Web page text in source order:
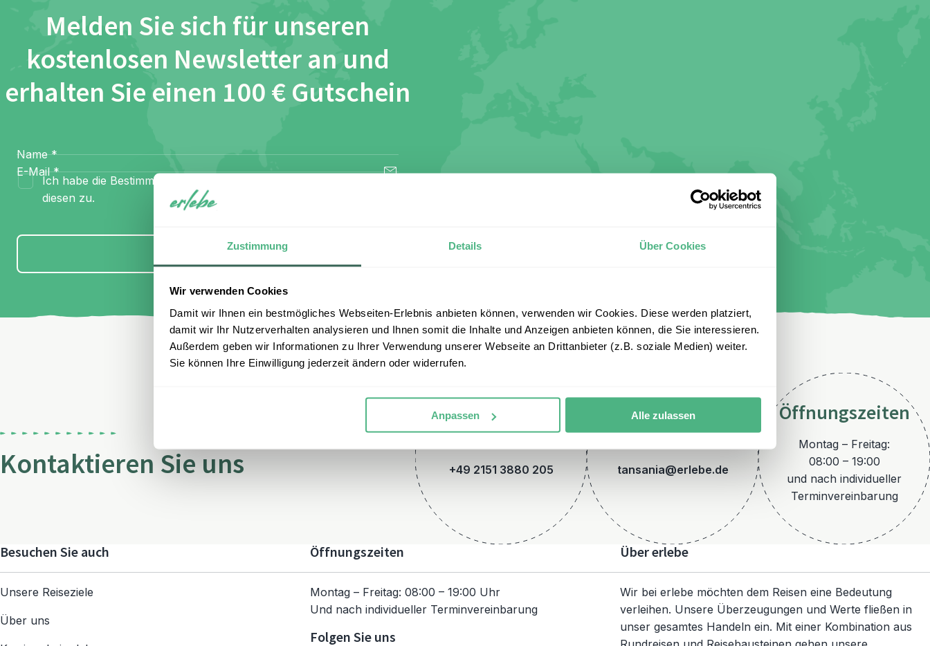
Zustimmung Details Über Cookies
Wir verwenden Cookies
Damit wir Ihnen ein bestmögliches Webseiten-Erlebnis anbieten können, verwenden wir Cookies. Diese werden platziert,
damit wir Ihr Nutzerverhalten analysieren und Ihnen somit die Inhalte und Anzeigen anbieten können, die Sie interessieren.
Außerdem geben wir Informationen zu Ihrer Verwendung unserer Webseite an Drittanbieter (z.B. soziale Medien) weiter.
Sie können Ihre Einwilligung jederzeit ändern oder widerrufen.
Anpassen Alle zulassen
Melden Sie sich für unseren
kostenlosen Newsletter an und
erhalten Sie einen 100 € Gutschein
Name *
E-Mail *
Ich habe die Bestimmungen zum
diesen zu.
Anmelden
Kontaktieren Sie uns
Telefon
+49 2151 3880 205
E-Mail
tansania@erlebe.de
Öffnungszeiten
Montag – Freitag:
08:00 – 19:00
und nach individueller
Terminvereinbarung
Besuchen Sie auch
Unsere Reiseziele
Über uns
Öffnungszeiten
Montag – Freitag: 08:00 – 19:00 Uhr
Und nach individueller Terminvereinbarung
Folgen Sie uns
Über erlebe
Wir bei erlebe möchten dem Reisen eine Bedeutung
verleihen. Unsere Überzeugungen und Werte fließen in
unser gesamtes Handeln ein. Mit einer Kombination aus